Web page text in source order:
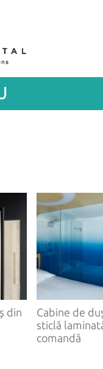
din
Cabine de
sticlă
comandă